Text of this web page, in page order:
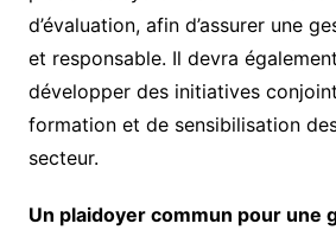
d’évaluation, afin d’assurer une
et responsable. Il devra
développer des initiatives
formation et de sensibilisation
secteur.
Un plaidoyer commun pour une